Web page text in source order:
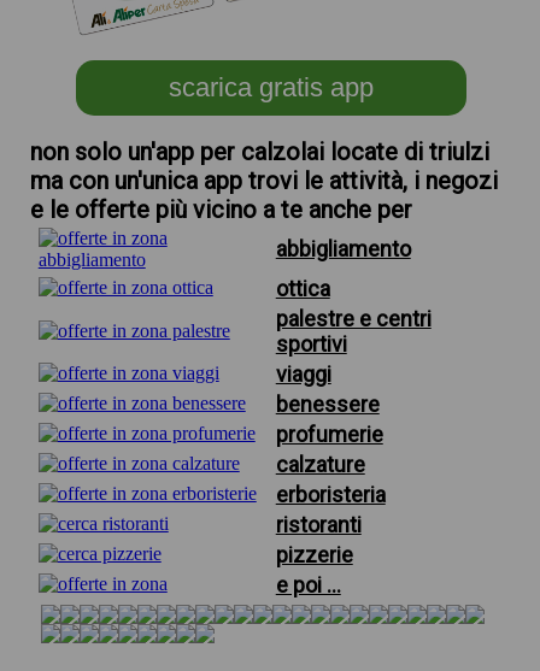
scarica gratis app
non solo un'app per calzolai locate di triulzi
ma con un'unica app trovi le attività, i negozi
e le offerte più vicino a te anche per
abbigliamento
ottica
palestre e centri
sportivi
viaggi
benessere
profumerie
calzature
erboristeria
ristoranti
pizzerie
e poi ...